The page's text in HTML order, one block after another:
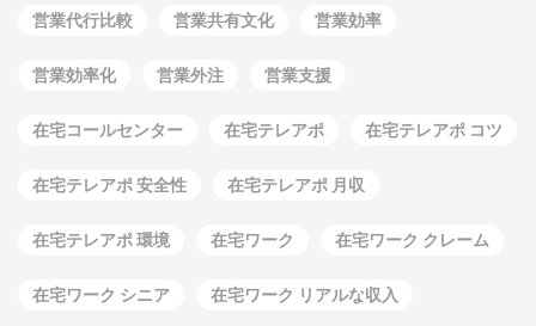
営業代行比較 営業共有文化 営業効率
営業効率化 営業外注 営業支援
在宅コールセンター 在宅テレアポ 在宅テレアポ コツ
在宅テレアポ 安全性 在宅テレアポ 月収
在宅テレアポ 環境 在宅ワーク 在宅ワーク クレーム
在宅ワーク シニア 在宅ワーク リアルな収入